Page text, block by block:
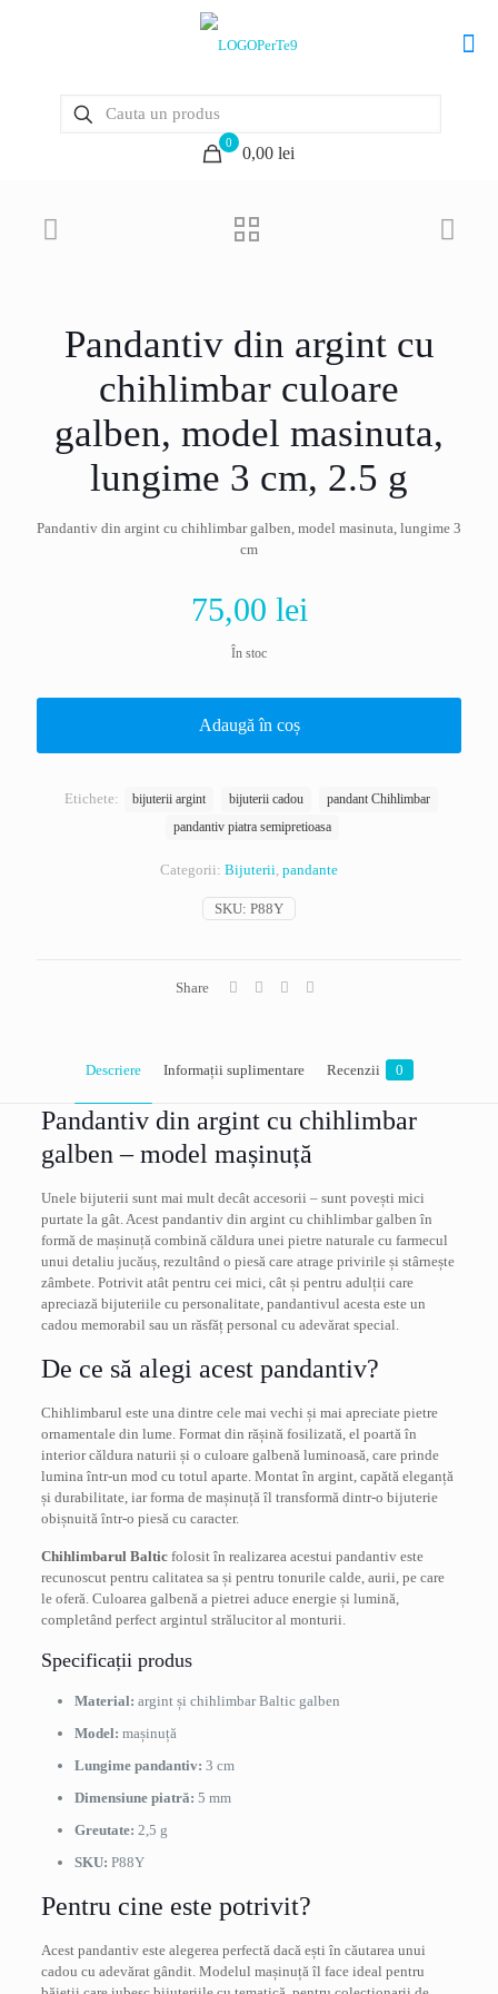
0
0,00 lei
Pandantiv din argint cu
chihlimbar culoare
galben, model masinuta,
lungime 3 cm, 2.5 g
Pandantiv din argint cu chihlimbar galben, model masinuta, lungime 3
cm
75,00 lei
În stoc
Adaugă în coș
SKU: P88Y
Categorii: Bijuterii, pandante
Etichete: bijuterii argint bijuterii cadou
pandant Chihlimbar
pandantiv piatra semipretioasa
Share
Descriere Informații suplimentare Recenzii 0
Pandantiv din argint cu chihlimbar
galben – model mașinuță
Unele bijuterii sunt mai mult decât accesorii – sunt povești mici
purtate la gât. Acest pandantiv din argint cu chihlimbar galben în
formă de mașinuță combină căldura unei pietre naturale cu farmecul
unui detaliu jucăuș, rezultând o piesă care atrage privirile și stârnește
zâmbete. Potrivit atât pentru cei mici, cât și pentru adulții care
apreciază bijuteriile cu personalitate, pandantivul acesta este un
cadou memorabil sau un răsfăț personal cu adevărat special.
De ce să alegi acest pandantiv?
Chihlimbarul este una dintre cele mai vechi și mai apreciate pietre
ornamentale din lume. Format din rășină fosilizată, el poartă în
interior căldura naturii și o culoare galbenă luminoasă, care prinde
lumina într-un mod cu totul aparte. Montat în argint, capătă eleganță
și durabilitate, iar forma de mașinuță îl transformă dintr-o bijuterie
obișnuită într-o piesă cu caracter.
Chihlimbarul Balticfolosit în realizarea acestui pandantiv este
recunoscut pentru calitatea sa și pentru tonurile calde, aurii, pe care
le oferă. Culoarea galbenă a pietrei aduce energie și lumină,
completând perfect argintul strălucitor al monturii.
Specificații produs
Material: argint și chihlimbar Baltic galben
Model: mașinuță
Lungime pandantiv: 3 cm
Dimensiune piatră: 5 mm
Greutate: 2,5 g
SKU: P88Y
Pentru cine este potrivit?
Acest pandantiv este alegerea perfectă dacă ești în căutarea unui
cadou cu adevărat gândit. Modelul mașinuță îl face ideal pentru